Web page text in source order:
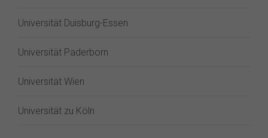
Universität Duisburg-Essen
Universität Paderborn
Universität Wien
Universität zu Köln